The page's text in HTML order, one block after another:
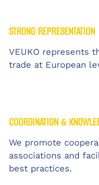
STRONG REPRESENTATION
VEUKO represents
trade at European
COORDINATION &
We promote
associations and
best practices.